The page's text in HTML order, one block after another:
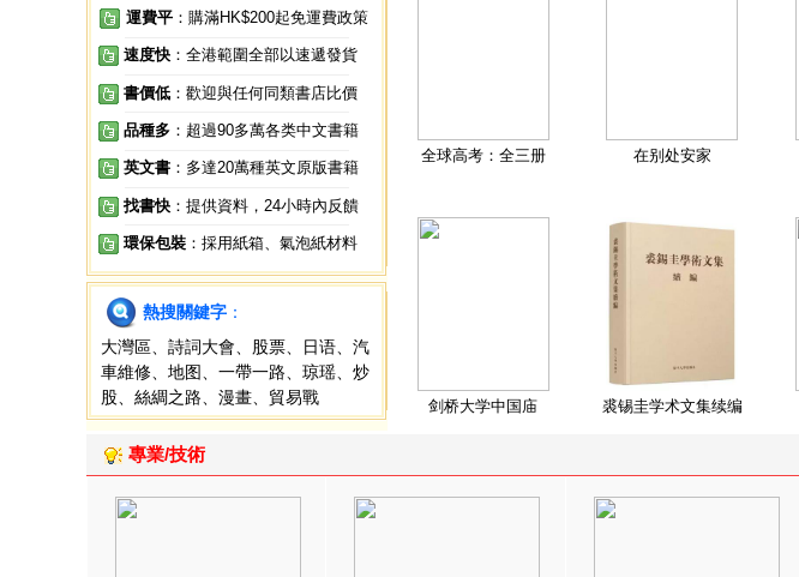
運費平 ：購滿HK$200起免運費政策
速度快 ：全港範圍全部以速遞發貨
書價低 ：歡迎與任何同類書店比價
品種多 ：超過90多萬各类中文書籍
英文書 ：多達20萬種英文原版書籍
找書快 ：提供資料，24小時內反饋
環保包裝 ：採用紙箱、氣泡紙材料
熱搜關鍵字 ：
大灣區
詩詞大會 股票 日语
汽
車維修
地图 一帶一路 琼瑶
炒
股
絲綢之路 漫畫 貿易戰
全球高考：全三册 在别处安家
剑桥大学中国庙 裘锡圭学术文集续编
專業/技術